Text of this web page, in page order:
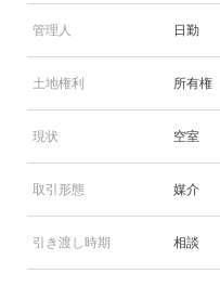
管理人 日勤
土地権利 所有権
現状 空室
取引形態 媒介
引き渡し時期 相談